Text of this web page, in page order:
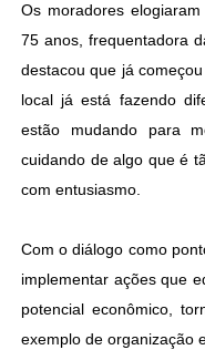
Os moradores
75 anos, frequentadora
destacou que já
local já está fazendo
estão mudando para
cuidando de algo que é
com entusiasmo.
Com o diálogo como
implementar ações que
potencial econômico,
exemplo de organização